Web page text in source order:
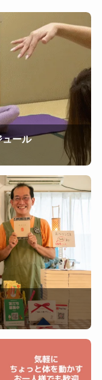
ュール